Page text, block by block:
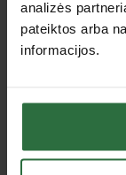
analizės
pateiktos arba
informacijos.
Rekomenduojami